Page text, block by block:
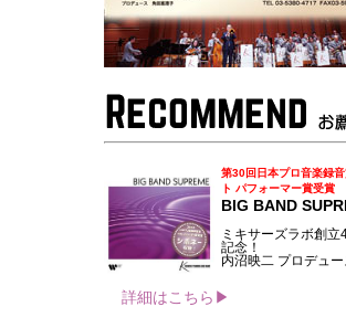
第30回日本プロ音楽録
ト パフォーマー賞受賞
BIG BAND
ミキサーズラボ創立
記念！
内沼映二 プロデュー
詳細はこちら▶